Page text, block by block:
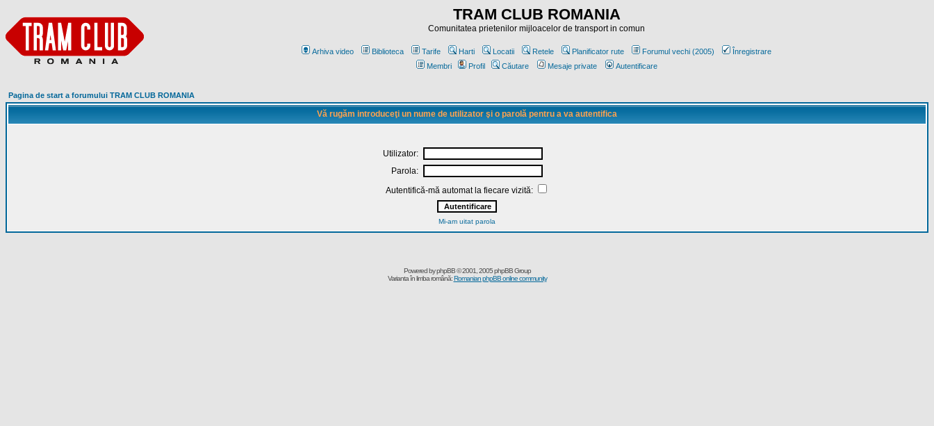
TRAM CLUB ROMANIA
Comunitatea prietenilor mijloacelor de transport in comun
Arhiva video Biblioteca Tarife Harti Locatii Retele Planificator rute Forumul vechi (2005)
Înregistrare
Membri
Profil Căutare Mesaje private Autentificare
Pagina de start a forumului TRAM CLUB ROMANIA
Vă rugăm introduceţi un nume de utilizator şi o parolă pentru a va autentifica
Utilizator:
Parola:
Autentifică-mă automat la fiecare vizită:
Mi-am uitat parola
Powered byphpBB© 2001, 2005 phpBB Group
Varianta în limba română:Romanian phpBB online community